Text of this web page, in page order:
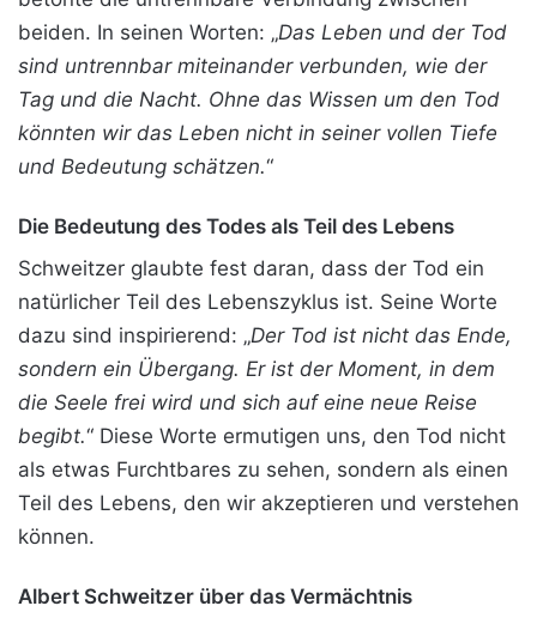
beiden. In seinen Worten: „Das Leben und der Tod
sind untrennbar miteinander verbunden, wie der
Tag und die Nacht. Ohne das Wissen um den Tod
könnten wir das Leben nicht in seiner vollen Tiefe
und Bedeutung schätzen.“
Die Bedeutung des Todes als Teil des Lebens
Schweitzer glaubte fest daran, dass der Tod ein
natürlicher Teil des Lebenszyklus ist. Seine Worte
dazu sind inspirierend: „Der Tod ist nicht das Ende,
sondern ein Übergang. Er ist der Moment, in dem
die Seele frei wird und sich auf eine neue Reise
begibt.“ Diese Worte ermutigen uns, den Tod nicht
als etwas Furchtbares zu sehen, sondern als einen
Teil des Lebens, den wir akzeptieren und verstehen
können.
Albert Schweitzer über das Vermächtnis